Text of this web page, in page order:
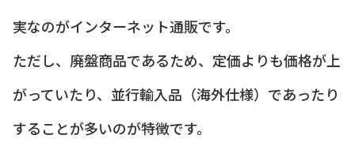
実なのがインターネット通販です。
ただし、廃盤商品であるため、定価よりも価格が上
がっていたり、並行輸入品（海外仕様）であったり
することが多いのが特徴です。